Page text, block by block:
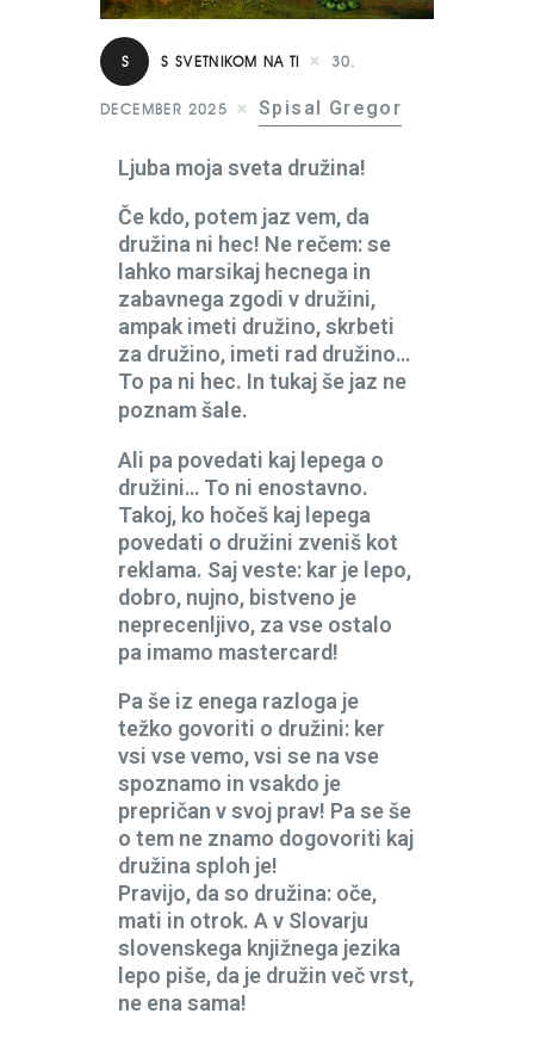
S S SVETNIKOM NA TI 30.
DECEMBER 2025 Spisal Gregor
Ljuba moja sveta družina!
Če kdo, potem jaz vem, da
družina ni hec! Ne rečem: se
lahko marsikaj hecnega in
zabavnega zgodi v družini,
ampak imeti družino, skrbeti
za družino, imeti rad družino…
To pa ni hec. In tukaj še jaz ne
poznam šale.
Ali pa povedati kaj lepega o
družini… To ni enostavno.
Takoj, ko hočeš kaj lepega
povedati o družini zveniš kot
reklama. Saj veste: kar je lepo,
dobro, nujno, bistveno je
neprecenljivo, za vse ostalo
pa imamo mastercard!
Pa še iz enega razloga je
težko govoriti o družini: ker
vsi vse vemo, vsi se na vse
spoznamo in vsakdo je
prepričan v svoj prav! Pa se še
o tem ne znamo dogovoriti kaj
družina sploh je!
Pravijo, da so družina: oče,
mati in otrok. A v Slovarju
slovenskega knjižnega jezika
lepo piše, da je družin več vrst,
ne ena sama!